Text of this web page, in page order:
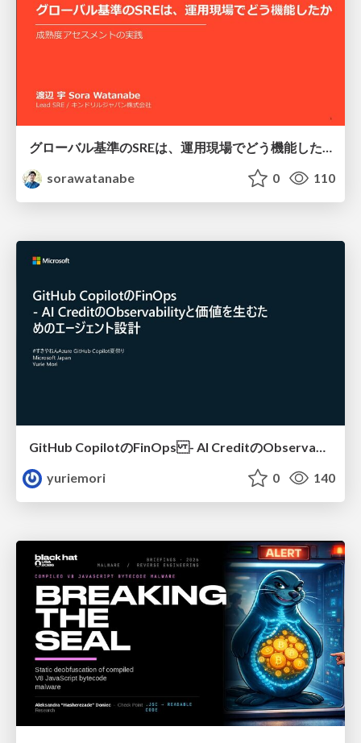
グローバル基準のSREは、運用現場でどう機能したか：成熟度アセスメントの実践 ／ SRE NEXT 2026
sorawatanabe
0 110
GitHub CopilotのFinOps - AI CreditのObservabilityと価値を生むためのエージェント設計
yuriemori
0 140